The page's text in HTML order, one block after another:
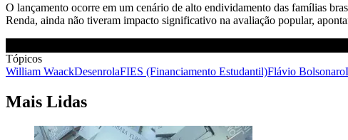
O lançamento ocorre em um cenário de alto endividamento das famílias
Renda, ainda não tiveram impacto significativo na avaliação popular,
Tópicos
William WaackDesenrolaFIES (Financiamento Estudantil)Flávio Bolsonaro
Mais Lidas